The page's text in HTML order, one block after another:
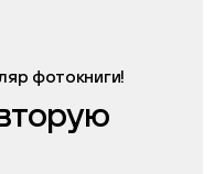
фотокниги!